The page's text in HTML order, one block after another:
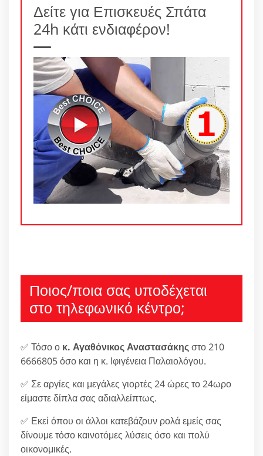
Δείτε για Επισκευές Σπάτα
24h κάτι ενδιαφέρον!
Ποιος/ποια σας υποδέχεται
στο τηλεφωνικό κέντρο;
✅ Τόσο ο κ. Αγαθόνικος Αναστασάκηςστο 210
6666805 όσο και η κ. Ιφιγένεια Παλαιολόγου.
✅ Σε αργίες και μεγάλες γιορτές 24 ώρες το 24ωρο
είμαστε δίπλα σας αδιαλλείπτως.
✅ Εκεί όπου οι άλλοι κατεβάζουν ρολά εμείς σας
δίνουμε τόσο καινοτόμες λύσεις όσο και πολύ
οικονομικές.